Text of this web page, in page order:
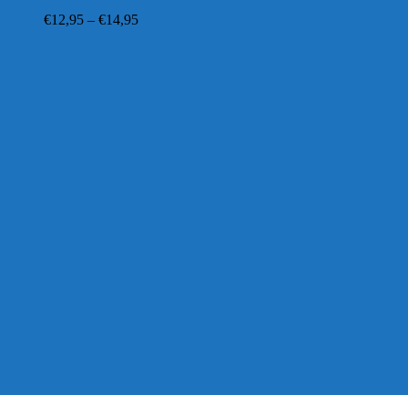
€12,95 – €14,95Preisspanne: